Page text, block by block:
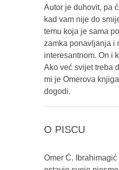
Autor je duhovit, pa
kad vam nije do
temu koja je sama
zamka ponavljanja i
interesantnom. On i
Ako već svijet treba
mi je Omerova
dogodi.
O PISCU
Omer Ć.